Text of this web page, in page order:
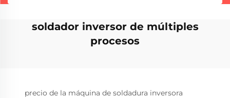
soldador inversor de múltiples
procesos
precio de la máquina de soldadura inversora